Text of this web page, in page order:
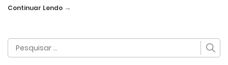
Continuar Lendo →